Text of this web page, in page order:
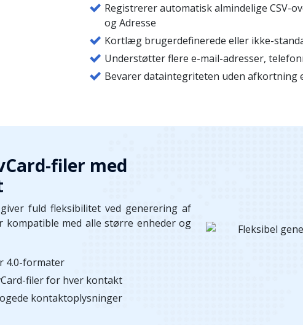
Registrerer automatisk almindelige CSV-
og Adresse
Kortlæg brugerdefinerede eller ikke-
Understøtter flere e-mail-adresser,
Bevarer dataintegriteten uden afkortning
filer med
fuld fleksibilitet ved generering af
kompatible med alle større enheder og
4.0-formater
filer for hver kontakt
kontaktoplysninger